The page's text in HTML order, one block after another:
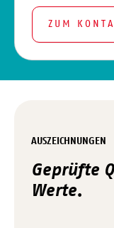
ZUM
AUSZEICHNUNGEN
Geprüfte
Werte.